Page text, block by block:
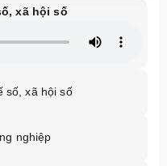
xã hội số
số, xã hội số
nghiệp